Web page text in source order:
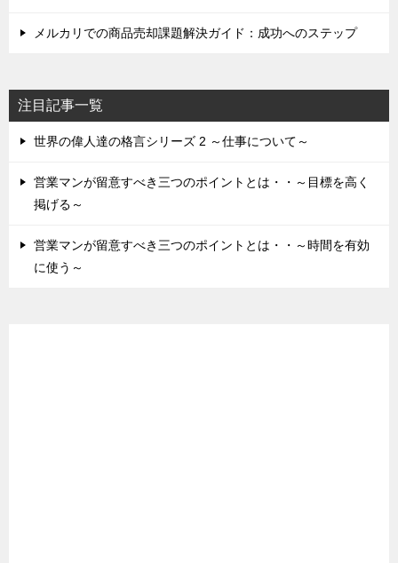
メルカリでの商品売却課題解決ガイド：成功へのステップ
注目記事一覧
世界の偉人達の格言シリーズ 2 ～仕事について～
営業マンが留意すべき三つのポイントとは・・～目標を高く
掲げる～
営業マンが留意すべき三つのポイントとは・・～時間を有効
に使う～